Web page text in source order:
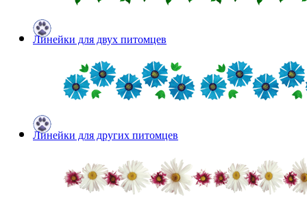
Линейки для двух питомцев
Линейки для других питомцев